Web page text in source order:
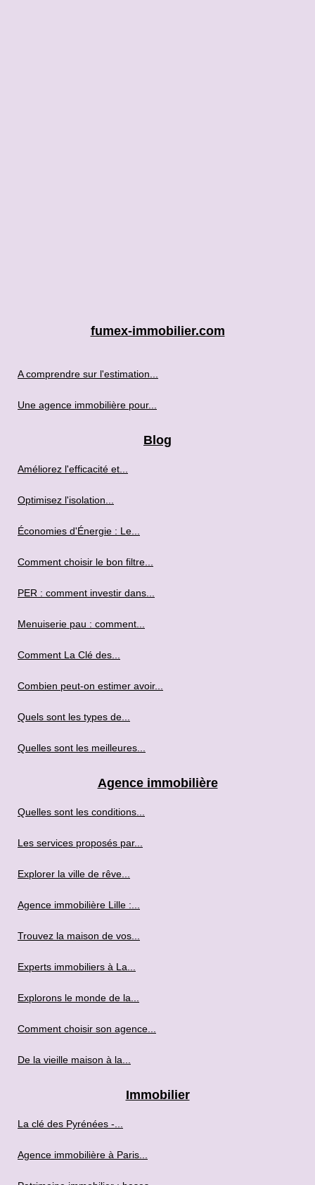
fumex-immobilier.com
A comprendre sur l'estimation...
Une agence immobilière pour...
Blog
Améliorez l'efficacité et...
Optimisez l'isolation...
Économies d'Énergie : Le...
Comment choisir le bon filtre...
PER : comment investir dans...
Menuiserie pau : comment...
Comment La Clé des...
Combien peut-on estimer avoir...
Quels sont les types de...
Quelles sont les meilleures...
Agence immobilière
Quelles sont les conditions...
Les services proposés par...
Explorer la ville de rêve...
Agence immobilière Lille :...
Trouvez la maison de vos...
Experts immobiliers à La...
Explorons le monde de la...
Comment choisir son agence...
De la vieille maison à la...
Immobilier
La clé des Pyrénées -...
Agence immobilière à Paris...